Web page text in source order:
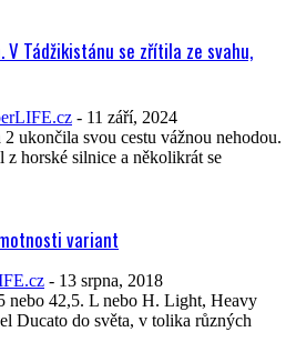
Tádžikistánu se zřítila ze svahu,
- 11 září, 2024
ukončila svou cestu vážnou nehodou.
horské silnice a několikrát se
variant
- 13 srpna, 2018
nebo 42,5. L nebo H. Light, Heavy
Ducato do světa, v tolika různých